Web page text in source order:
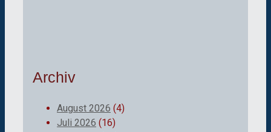
Archiv
August 2026 (4)
Juli 2026 (16)